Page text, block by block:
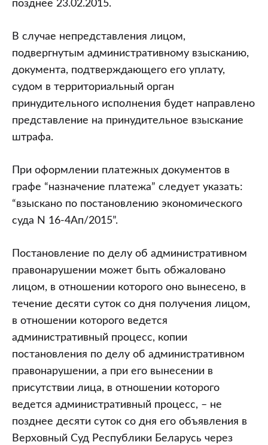
позднее 23.02.2015.
В случае непредставления лицом,
подвергнутым административному взысканию,
документа, подтверждающего его уплату,
судом в территориальный орган
принудительного исполнения будет направлено
представление на принудительное взыскание
штрафа.
При оформлении платежных документов в
графе “назначение платежа” следует указать:
“взыскано по постановлению экономического
суда N 16-4Ап/2015”.
Постановление по делу об административном
правонарушении может быть обжаловано
лицом, в отношении которого оно вынесено, в
течение десяти суток со дня получения лицом,
в отношении которого ведется
административный процесс, копии
постановления по делу об административном
правонарушении, а при его вынесении в
присутствии лица, в отношении которого
ведется административный процесс, – не
позднее десяти суток со дня его объявления в
Верховный Суд Республики Беларусь через